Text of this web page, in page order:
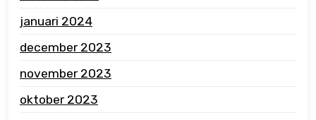
januari 2024
december 2023
november 2023
oktober 2023